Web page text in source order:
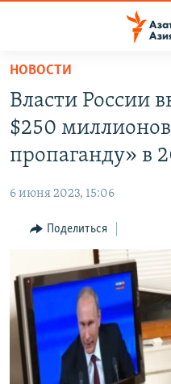
Вернуться
основному
содержанию
главной
Вернутся
ТАДЖИКИСТАН
НОВОСТИ
КЫРГЫЗЧА
ТОҶИКӢ
TÜRKMENÇE
Все сайты РСЕ/РС
НОВОСТИ
Власти России
$250
пропаганду» в
6 июня 2023, 15:06
Поделиться